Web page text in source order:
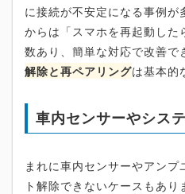
に接続が不安定になる事例
からは「スマホを再起動した
数あり、簡単な対応で改善で
解除と再ペアリングは基本的
車内センサーやシス
まれに車内センサーやアン
ト解除できないケースもあり